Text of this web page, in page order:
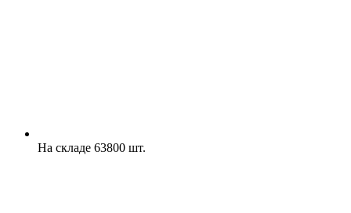
На складе 63800 шт.